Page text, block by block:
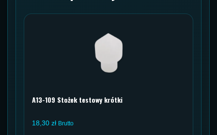
A13-109 Stożek testowy krótki
18,30 zł Brutto